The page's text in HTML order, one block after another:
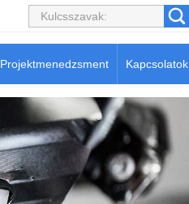
Projektmenedzsment Kapcsolatok